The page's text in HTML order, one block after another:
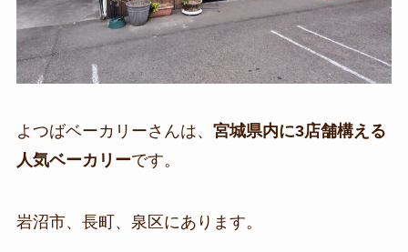
よつばベーカリーさんは、 宮城県内に3店舗構える
人気ベーカリーです。
岩沼市、長町、泉区にあります。